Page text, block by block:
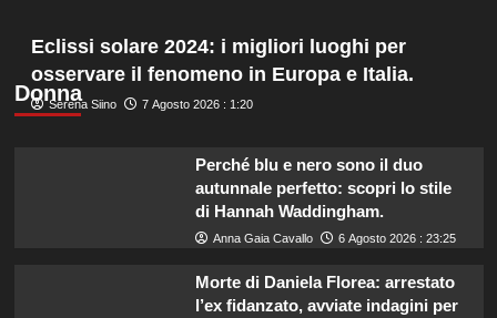
Donna
Eclissi solare 2024: i migliori luoghi per
osservare il fenomeno in Europa e Italia.
Serena Siino 7 Agosto 2026 : 1:20
Perché blu e nero sono il duo
autunnale perfetto: scopri lo stile
di Hannah Waddingham.
Anna Gaia Cavallo 6 Agosto 2026 : 23:25
Morte di Daniela Florea: arrestato
l’ex fidanzato, avviate indagini per